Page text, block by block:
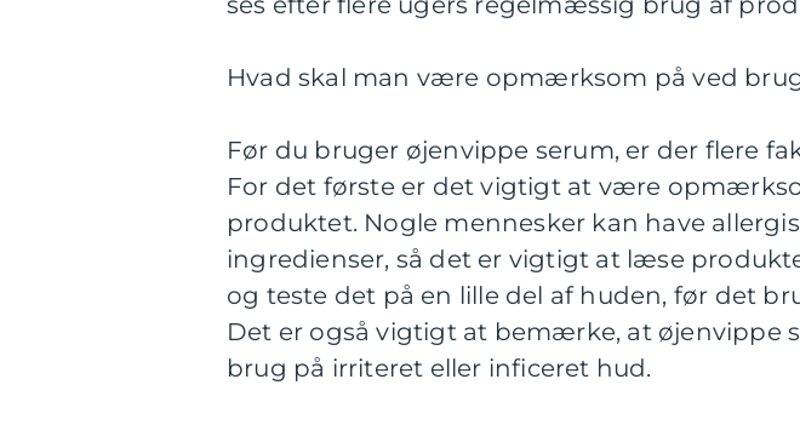
Hvad skal man være opmærksom på ved
Før du bruger øjenvippe serum, er der flere
For det første er det vigtigt at være
produktet. Nogle mennesker kan have
ingredienser, så det er vigtigt at læse
og teste det på en lille del af huden, før det
Det er også vigtigt at bemærke, at øjenvippe
brug på irriteret eller inficeret hud.